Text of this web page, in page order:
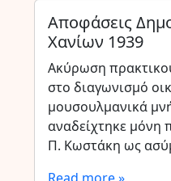
Αποφάσεις
Χανίων 1939
Ακύρωση
στο διαγωνισμό
μουσουλμανικά
αναδείχτηκε μόνη
Π. Κωστάκη ως